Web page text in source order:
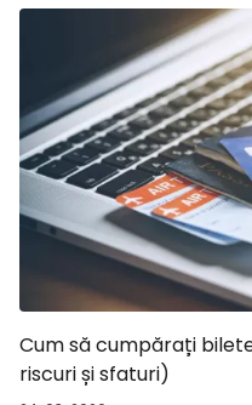
Cum să cumpărați
riscuri și sfaturi)